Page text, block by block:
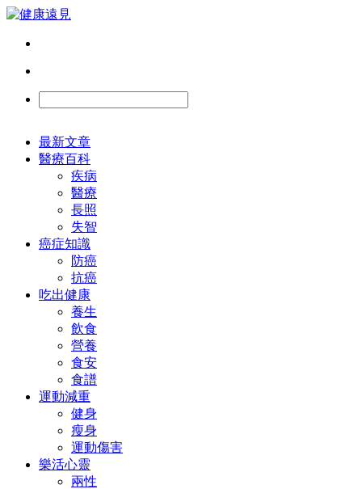
最新文章
醫療百科
疾病
醫療
長照
失智
癌症知識
防癌
抗癌
吃出健康
養生
飲食
營養
食安
食譜
運動減重
健身
瘦身
運動傷害
樂活心靈
兩性